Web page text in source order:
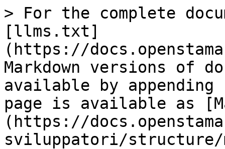
> For the complete
[llms.txt]
(https://
Markdown versions of
available by
page is available as
(https://
sviluppatori/structure/